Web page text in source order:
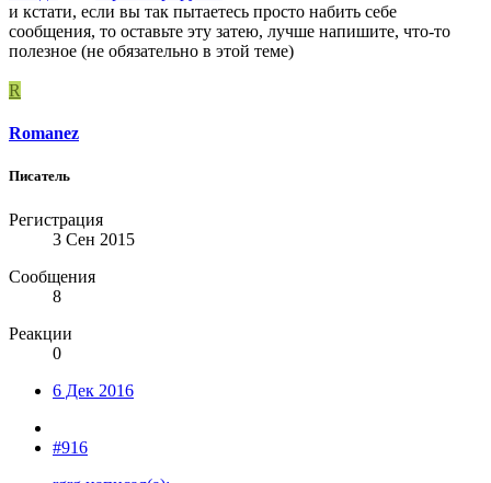
и кстати, если вы так пытаетесь просто набить себе
сообщения, то оставьте эту затею, лучше напишите, что-то
полезное (не обязательно в этой теме)
R
Romanez
Писатель
Регистрация
3 Сен 2015
Сообщения
8
Реакции
0
6 Дек 2016
#916